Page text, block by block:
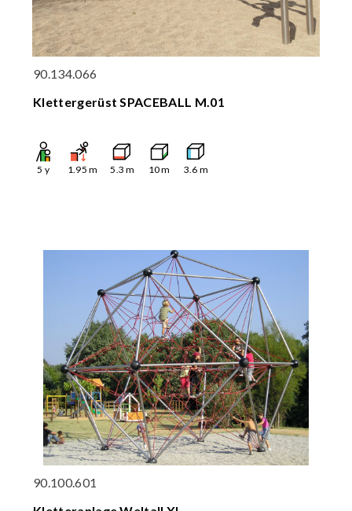
90.134.066
Klettergerüst SPACEBALL M.01
5 y 1.95 m 5.3 m 10m 3.6 m
90.100.601